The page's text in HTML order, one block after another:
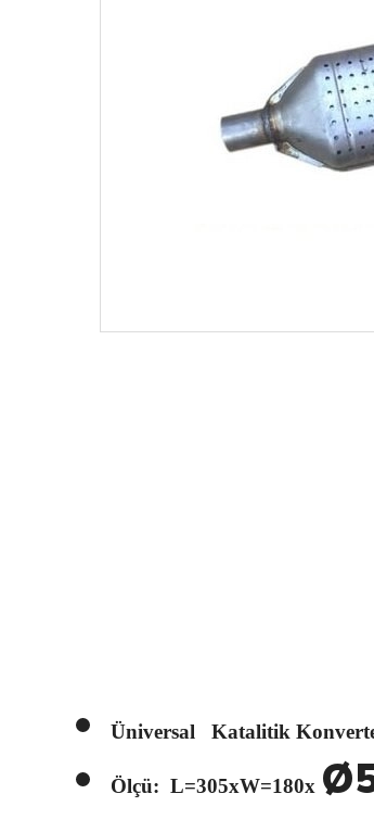
Üniversal Katalitik
Ölçü: L=305xW=180x